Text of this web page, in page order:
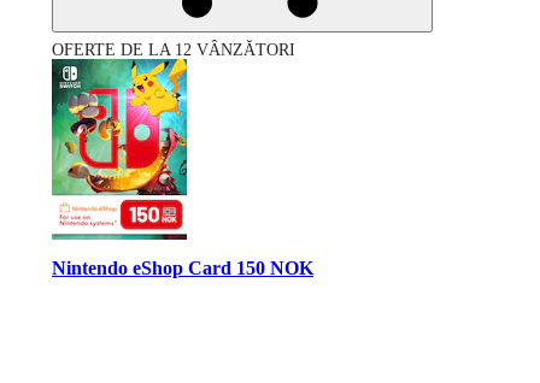
OFERTE DE LA 12 VÂNZĂTORI
Nintendo eShop Card 150 NOK